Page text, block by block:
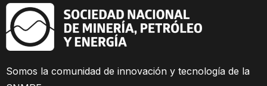
Somos la comunidad de innovación y tecnología de la